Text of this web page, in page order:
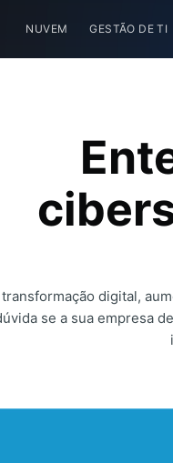
NUVEM GESTÃO DE TI
transformação digital,
se a sua empresa